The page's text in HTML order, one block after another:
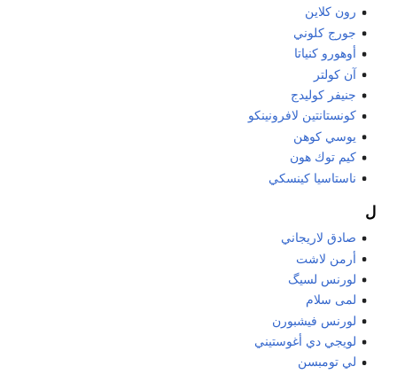
رون كلاين
جورج كلوني
أوهورو كنياتا
آن كولتر
جنيفر كوليدج
كونستانتين لافرونينكو
يوسي كوهن
كيم توك هون
ناستاسيا كينسكي
ل
صادق لاريجاني
أرمن لاشت
لورنس لسيگ
لمى سلام
لورنس فيشبورن
لويجي دي أغوستيني
لي تومبسن